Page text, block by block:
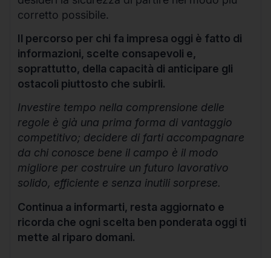
corretto possibile.
Il percorso per chi fa impresa oggi è fatto di
informazioni, scelte consapevoli e,
soprattutto, della capacità di anticipare gli
ostacoli piuttosto che subirli.
Investire tempo nella comprensione delle
regole è già una prima forma di vantaggio
competitivo; decidere di farti accompagnare
da chi conosce bene il campo è il modo
migliore per costruire un futuro lavorativo
solido, efficiente e senza inutili sorprese.
Continua a informarti, resta aggiornato e
ricorda che ogni scelta ben ponderata oggi ti
mette al riparo domani.